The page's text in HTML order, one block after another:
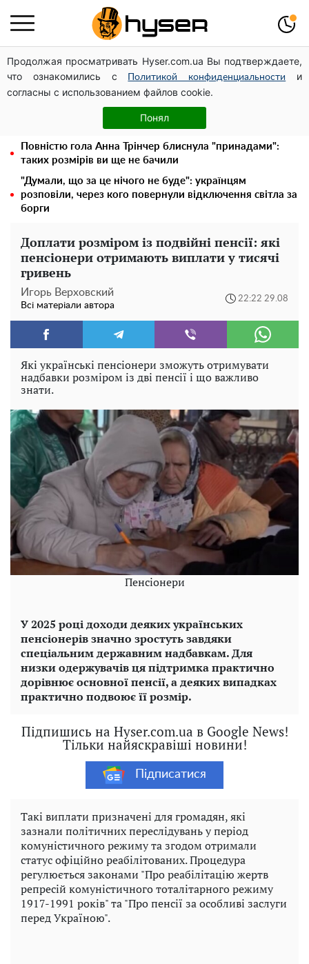
Продолжая просматривать Hyser.com.ua Вы подтверждаете,
что ознакомились с
Политикой конфиденциальности
и
согласны с использованием файлов cookie.
Понял
Українська авіатранспортна асоціація звернулася до
Мінфіну із закликом уніфікувати оподаткування
авіалізингу
Місяць без світла, лютий холод та комунальні платежі
на тисячі гривень: народ "ламають" у відключення
Повністю гола Анна Трінчер блиснула "принадами":
таких розмірів ви ще не бачили
"Думали, що за це нічого не буде": українцям
розповіли, через кого повернули відключення світла за
борги
Доплати розміром із подвійні пенсії: які
пенсіонери отримають виплати у тисячі
гривень
Игорь Верховский
Всі матеріали автора
22:22 29.08
Які українські пенсіонери зможуть отримувати
надбавки розміром із дві пенсії і що важливо
знати.
Пенсіонери
У 2025 році доходи деяких українських
пенсіонерів значно зростуть завдяки
спеціальним державним надбавкам. Для
низки одержувачів ця підтримка практично
дорівнює основної пенсії, а деяких випадках
практично подвоює її розмір.
Підпишись на Hyser.com.ua в Google News!
Тільки найяскравіші новини!
Підписатися
Такі виплати призначені для громадян, які
зазнали політичних переслідувань у період
комуністичного режиму та згодом отримали
статус офіційно реабілітованих. Процедура
регулюється законами "Про реабілітацію жертв
репресій комуністичного тоталітарного режиму
1917-1991 років" та "Про пенсії за особливі заслуги
перед Україною".